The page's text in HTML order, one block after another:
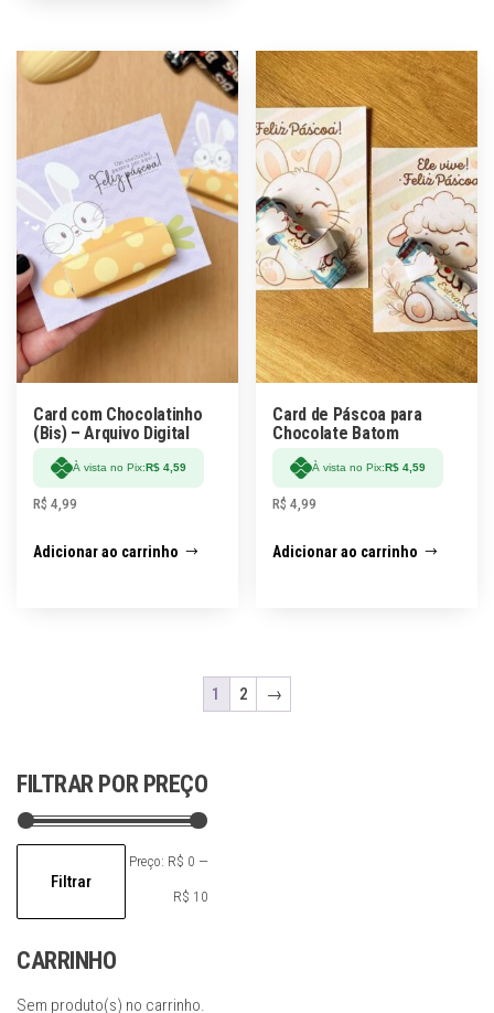
Card com Chocolatinho
(Bis) – Arquivo Digital
À vista no Pix:R$ 4,59
R$ 4,99
Adicionar ao carrinho
Card de Páscoa para
Chocolate Batom
À vista no Pix:R$ 4,59
R$ 4,99
Adicionar ao carrinho
1 2 →
FILTRAR POR PREÇO
Preço
mínimo
Preço
máximo
Filtrar
Preço: R$ 0 —
R$ 10
CARRINHO
Sem produto(s) no carrinho.